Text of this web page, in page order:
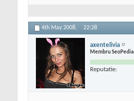
4th May 2008, 22:28
axentelivia
Membru SeoPedia
Reputatie: